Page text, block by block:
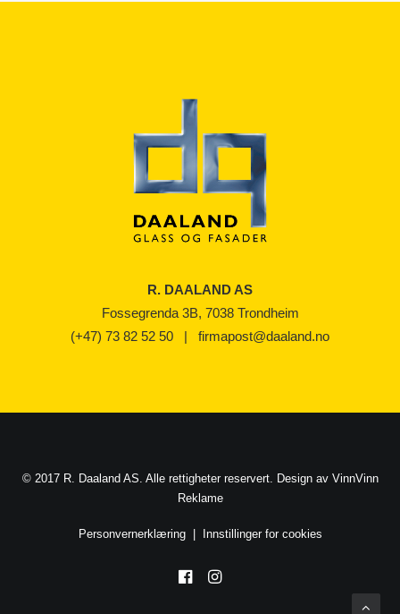
R. DAALAND AS
Fossegrenda 3B, 7038 Trondheim
(+47) 73 82 52 50 | firmapost@daaland.no
© 2017 R. Daaland AS. Alle rettigheter reservert. Design av VinnVinn
Reklame
Personvernerklæring| Innstillinger for cookies